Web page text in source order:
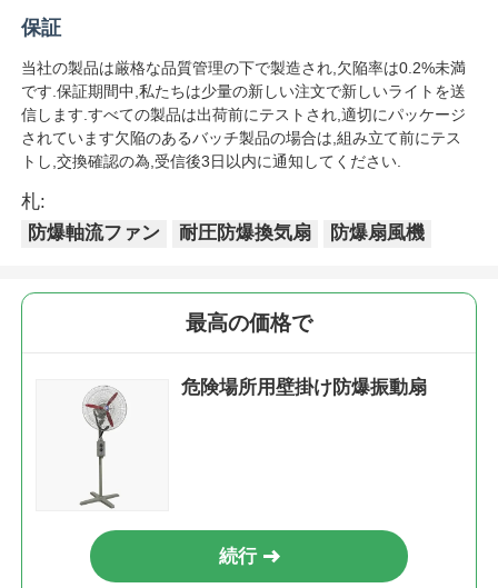
保証
当社の製品は厳格な品質管理の下で製造され,欠陥率は0.2%未満
です.保証期間中,私たちは少量の新しい注文で新しいライトを送
信します.すべての製品は出荷前にテストされ,適切にパッケージ
されています欠陥のあるバッチ製品の場合は,組み立て前にテス
トし,交換確認の為,受信後3日以内に通知してください.
札:
防爆軸流ファン
耐圧防爆換気扇 防爆扇風機
最高の価格で
危険場所用壁掛け防爆振動扇
続行